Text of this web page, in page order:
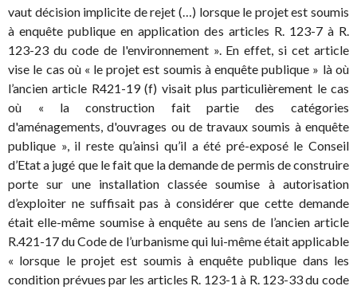
vaut décision implicite de rejet (…) lorsque le projet est soumis
à enquête publique en application des articles R. 123-7 à R.
123-23 du code de l'environnement ». En effet, si cet article
vise le cas où « le projet est soumis à enquête publique » là où
l’ancien article R421-19 (f) visait plus particulièrement le cas
où « la construction fait partie des catégories
d'aménagements, d'ouvrages ou de travaux soumis à enquête
publique », il reste qu’ainsi qu’il a été pré-exposé le Conseil
d’Etat a jugé que le fait que la demande de permis de construire
porte sur une installation classée soumise à autorisation
d’exploiter ne suffisait pas à considérer que cette demande
était elle-même soumise à enquête au sens de l’ancien article
R.421-17 du Code de l’urbanisme qui lui-même était applicable
« lorsque le projet est soumis à enquête publique dans les
condition prévues par les articles R. 123-1 à R. 123-33 du code